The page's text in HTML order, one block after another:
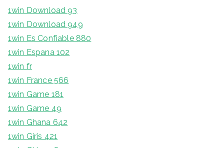
1win Download 93
1win Download 949
1win Es Confiable 880
1win Espana 102
1win fr
1win France 566
1win Game 181
1win Game 49
1win Ghana 642
1win Giris 421